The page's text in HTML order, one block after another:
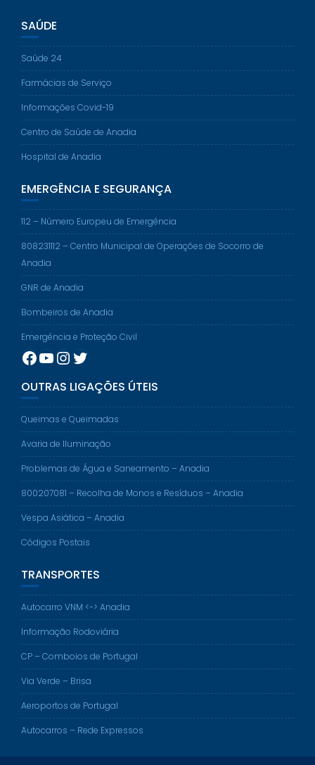
SAÚDE
Saúde 24
Farmácias de Serviço
Informações Covid-19
Centro de Saúde de Anadia
Hospital de Anadia
EMERGÊNCIA E SEGURANÇA
112 – Número Europeu de Emergência
808231112 – Centro Municipal de Operações de Socorro de
Anadia
GNR de Anadia
Bombeiros de Anadia
Emergência e Proteção Civil
Facebook
YouTube
Instagram
Twitter
OUTRAS LIGAÇÕES ÚTEIS
Queimas e Queimadas
Avaria de Iluminação
Problemas de Água e Saneamento – Anadia
800207081 – Recolha de Monos e Resíduos – Anadia
Vespa Asiática – Anadia
Códigos Postais
TRANSPORTES
Autocarro VNM <-> Anadia
Informação Rodoviária
CP – Comboios de Portugal
Via Verde – Brisa
Aeroportos de Portugal
Autocarros – Rede Expressos